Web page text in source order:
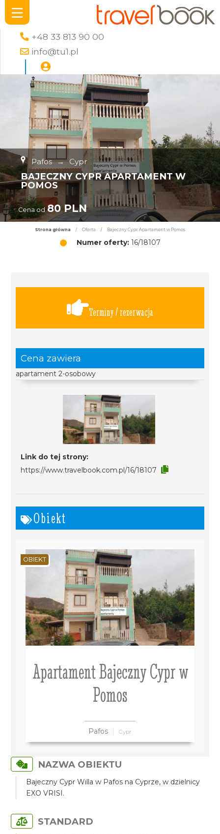
+48 33 813 90 00
info@tu1.pl
Pafos → Cypr
BAJECZNY CYPR APARTAMENT W
POMOS
Cena od 80 PLN
Strona główna / Oferta / Bajeczny Cypr Apartament w Pomos
Numer oferty:16/18107
Terminy / rezerwacja
Cena zawiera
apartament 2-osobowy
Link do tej strony:
https://www.travelbook.com.pl/16/18107
Obiekt
Apartament Bajeczny Cypr w
Pomos
Pafos Cypr
OBIEKT
NAZWA OBIEKTU
Bajeczny Cypr Willa w Pafos na Cyprze, w dzielnicy
EXO VRISI.
STANDARD